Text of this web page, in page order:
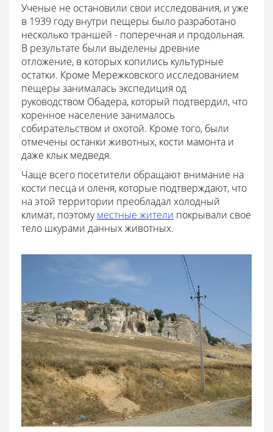
Ученые не остановили свои исследования, и уже
в 1939 году внутри пещеры было разработано
несколько траншей - поперечная и продольная.
В результате были выделены древние
отложение, в которых копились культурные
остатки. Кроме Мережковского исследованием
пещеры занималась экспедиция од
руководством Обадера, который подтвердил, что
коренное население занималось
собирательством и охотой. Кроме того, были
отмечены останки животных, кости мамонта и
даже клык медведя.
Чаще всего посетители обращают внимание на
кости песца и оленя, которые подтверждают, что
на этой территории преобладал холодный
климат, поэтомуместные жители покрывали свое
тело шкурами данных животных.